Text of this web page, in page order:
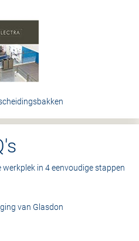
in 4 eenvoudige stappen
van Glasdon